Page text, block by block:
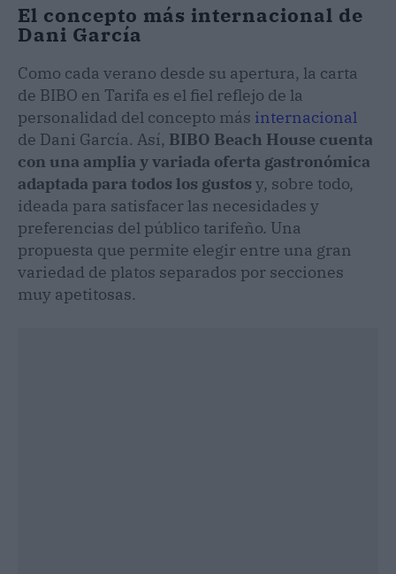
El concepto más internacional de
Dani García
Como cada verano desde su apertura, la carta
de BIBO en Tarifa es el fiel reflejo de la
personalidad del concepto más internacional
de Dani García. Así, BIBO Beach House cuenta
con una amplia y variada oferta gastronómica
adaptada para todos los gustos y, sobre todo,
ideada para satisfacer las necesidades y
preferencias del público tarifeño. Una
propuesta que permite elegir entre una gran
variedad de platos separados por secciones
muy apetitosas.